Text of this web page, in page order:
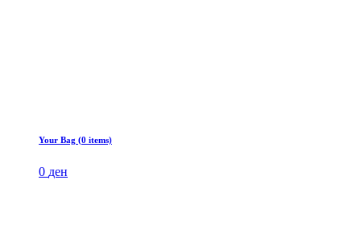
Your Bag (0 items)
0 ден